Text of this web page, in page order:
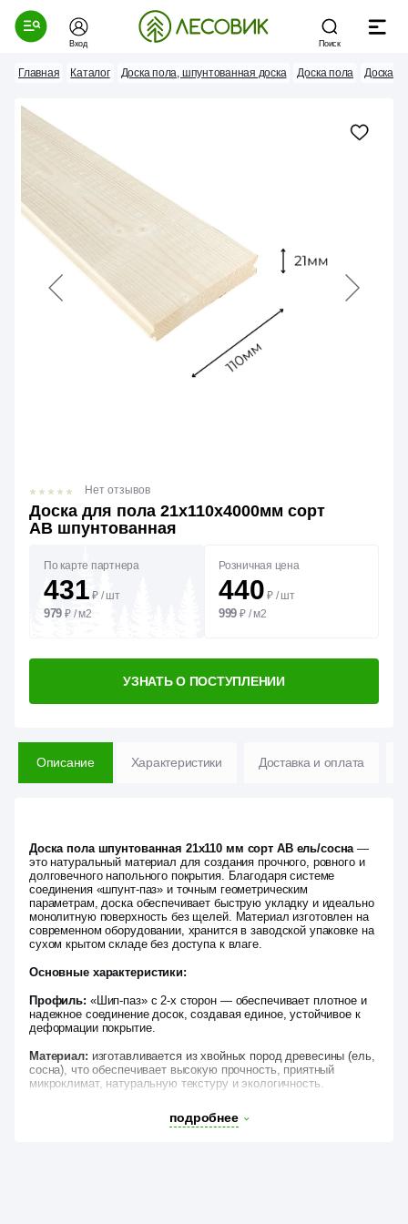
Вход Поиск
Главная Каталог Доска пола, шпунтованная доска Доска пола Доска
Доска для пола 21х110х4000мм сорт
АВ шпунтованная
Нет отзывов
По карте партнера
431 ₽ / шт
979 ₽ /м2
Розничная цена
440 ₽ / шт
999 ₽ / м2
УЗНАТЬ О ПОСТУПЛЕНИИ
Описание Характеристики Доставка и оплата
Доска пола шпунтованная 21х110 мм сорт АВ ель/сосна—
это натуральный материал для создания прочного, ровного и
долговечного напольного покрытия. Благодаря системе
соединения «шпунт-паз» и точным геометрическим
параметрам, доска обеспечивает быструю укладку и идеально
монолитную поверхность без щелей. Материал изготовлен на
современном оборудовании, хранится в заводской упаковке на
сухом крытом складе без доступа к влаге.
Основные характеристики:
Профиль: «Шип-паз» с 2-х сторон — обеспечивает плотное и
надежное соединение досок, создавая единое, устойчивое к
деформации покрытие.
Материал: изготавливается из хвойных пород древесины (ель,
сосна), что обеспечивает высокую прочность, приятный
микроклимат, натуральную текстуру и экологичность.
Описание возможных дефектов половой доски сорта АВ:
подробнее